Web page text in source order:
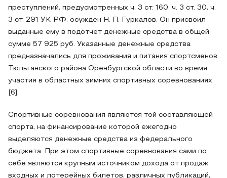
преступлений, предусмотренных ч. 3 ст. 160, ч. 3 ст. 30, ч.
3 ст. 291 УК РФ, осужден Н. П. Гуркалов. Он присвоил
выданные ему в подотчет денежные средства в общей
сумме 57 925 руб. Указанные денежные средства
предназначались для проживания и питания спортсменов
Тюльганского района Оренбургской области во время
участия в областных зимних спортивных соревнованиях
[6].
Спортивные соревнования являются той составляющей
спорта, на финансирование которой ежегодно
выделяются денежные средства из федерального
бюджета. При этом спортивные соревнования сами по
себе являются крупным источником дохода от продаж
входных и лотерейных билетов, различных публикаций,